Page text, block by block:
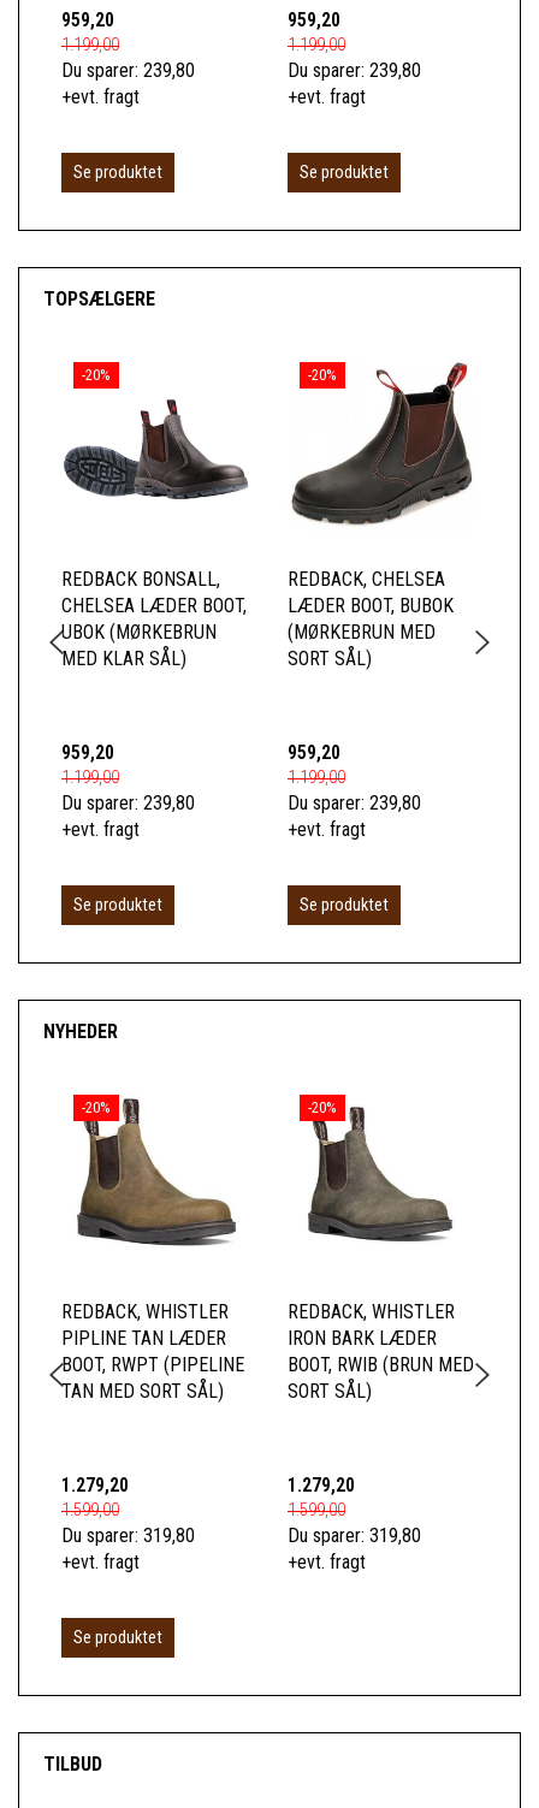
959,20
1.199,00
Du sparer: 239,80
+evt. fragt
Se produktet
959,20
1.199,00
Du sparer: 239,80
+evt. fragt
Se produktet
TOPSÆLGERE
-20%
REDBACK BONSALL,
CHELSEA LÆDER BOOT,
UBOK (MØRKEBRUN
MED KLAR SÅL)
959,20
1.199,00
Du sparer: 239,80
+evt. fragt
Se produktet
-20%
REDBACK, CHELSEA
LÆDER BOOT, BUBOK
(MØRKEBRUN MED
SORT SÅL)
959,20
1.199,00
Du sparer: 239,80
+evt. fragt
Se produktet
NYHEDER
-20%
REDBACK, WHISTLER
PIPLINE TAN LÆDER
BOOT, RWPT (PIPELINE
TAN MED SORT SÅL)
1.279,20
1.599,00
Du sparer: 319,80
+evt. fragt
Se produktet
-20%
REDBACK, WHISTLER
IRON BARK LÆDER
BOOT, RWIB (BRUN MED
SORT SÅL)
1.279,20
1.599,00
Du sparer: 319,80
+evt. fragt
TILBUD